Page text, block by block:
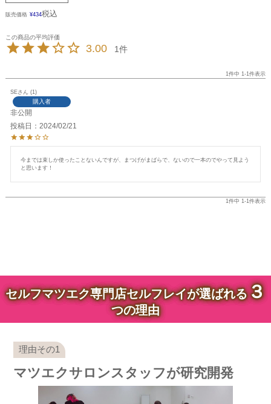
販売価格 ¥434税込
3.00 1
1件中 1-1件表示
SE 1
購入者
非公開
投稿日
2024/02/21
今までは束しか使ったことないんですが、まつげがまばらで、ないので一本のでやって見よう
と思います！
1件中 1-1件表示
セルフマツエク専門店セルフレイが選ばれる３
つの理由
マツエクサロンスタッフが研究開発